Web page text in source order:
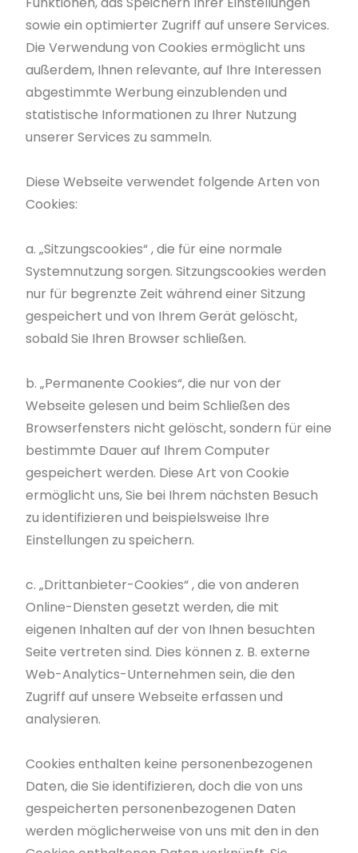
sowie ein optimierter Zugriff auf unsere Services.
Die Verwendung von Cookies ermöglicht uns
außerdem, Ihnen relevante, auf Ihre Interessen
abgestimmte Werbung einzublenden und
statistische Informationen zu Ihrer Nutzung
unserer Services zu sammeln.
Diese Webseite verwendet folgende Arten von
Cookies:
a. „Sitzungscookies“ , die für eine normale
Systemnutzung sorgen. Sitzungscookies werden
nur für begrenzte Zeit während einer Sitzung
gespeichert und von Ihrem Gerät gelöscht,
sobald Sie Ihren Browser schließen.
b. „Permanente Cookies“, die nur von der
Webseite gelesen und beim Schließen des
Browserfensters nicht gelöscht, sondern für eine
bestimmte Dauer auf Ihrem Computer
gespeichert werden. Diese Art von Cookie
ermöglicht uns, Sie bei Ihrem nächsten Besuch
zu identifizieren und beispielsweise Ihre
Einstellungen zu speichern.
c. „Drittanbieter-Cookies“ , die von anderen
Online-Diensten gesetzt werden, die mit
eigenen Inhalten auf der von Ihnen besuchten
Seite vertreten sind. Dies können z. B. externe
Web-Analytics-Unternehmen sein, die den
Zugriff auf unsere Webseite erfassen und
analysieren.
Cookies enthalten keine personenbezogenen
Daten, die Sie identifizieren, doch die von uns
gespeicherten personenbezogenen Daten
werden möglicherweise von uns mit den in den